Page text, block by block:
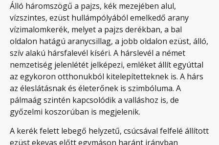
Álló háromszögű a pajzs, kék mezejében alul,
vízszintes, ezüst hullámpólyából emelkedő arany
vízimalomkerék, melyet a pajzs derékban, a bal
oldalon hatágú aranycsillag, a jobb oldalon ezüst, álló,
szív alakú hársfalevél kíséri. A hárslevél a német
nemzetiség jelenlétét jelképezi, emléket állít egyúttal
az egykoron otthonukból kitelepítetteknek is. A hárs
az éleslátásnak és életerőnek is szimbóluma. A
pálmaág szintén kapcsolódik a valláshoz is, de
győzelmi koszorúban is megjelenik.
A kerék felett lebegő helyzetű, csúcsával felfelé állított
ezüst ekevas előtt egymáson haránt irányban